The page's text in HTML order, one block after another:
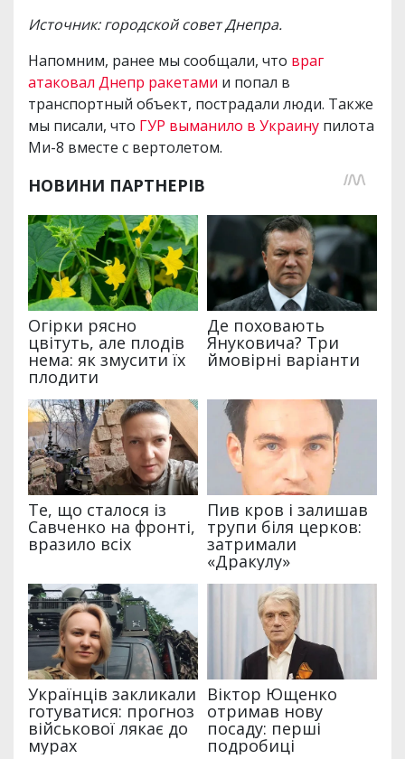
Источник: городской совет Днепра.
Напомним, ранее мы сообщали, что враг
атаковал Днепр ракетами и попал в
транспортный объект, пострадали люди. Также
мы писали, что ГУР выманило в Украину пилота
Ми-8 вместе с вертолетом.